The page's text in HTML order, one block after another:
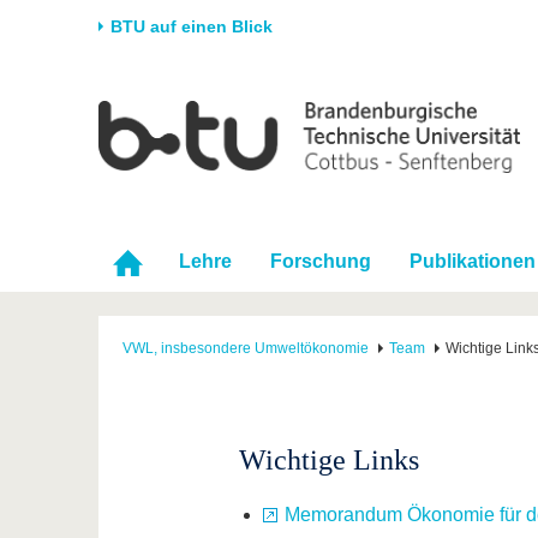
BTU auf einen Blick
Universität
Karriere & Engagement
Partnerschaften &
Strukturwandel
Forschung
Förderung
Wissenschaftlicher
Nachwuchs
Im
Lehre Forschung Publikationen
VWL, insbesondere Umweltökonomie Team Wichtige
Wichtige Links
Memorandum Ökonomie für